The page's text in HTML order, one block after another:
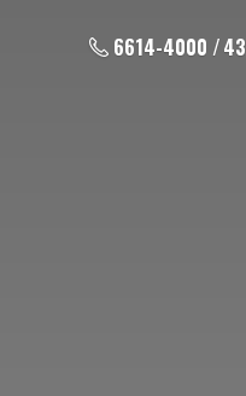
6614-4000 /